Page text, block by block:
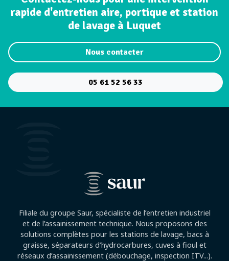
rapide d'entretien aire, portique et station
de lavage à Luquet
Nous contacter
05 61 52 56 33
Filiale du groupe Saur, spécialiste de l’entretien industriel
et de l’assainissement technique. Nous proposons des
solutions complètes pour les stations de lavage, bacs à
graisse, séparateurs d’hydrocarbures, cuves à fioul et
réseaux d’assainissement (débouchage, inspection ITV...).